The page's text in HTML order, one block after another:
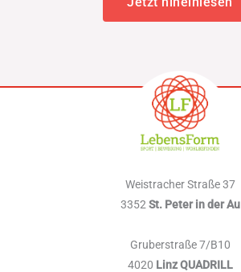
Weistracher Straße 37
3352 St. Peter in der Au
Gruberstraße 7/B10
4020 Linz QUADRILL